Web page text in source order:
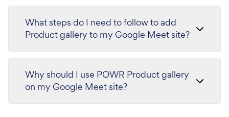
What steps do I need to follow to add
Product gallery to my Google Meet site?
Why should I use POWR Product gallery
on my Google Meet site?